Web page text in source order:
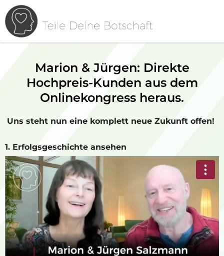
Marion & Jürgen: Direkte
Hochpreis-Kunden aus dem
Onlinekongress heraus.
Uns steht nun eine komplett neue Zukunft offen!
1. Erfolgsgeschichte ansehen